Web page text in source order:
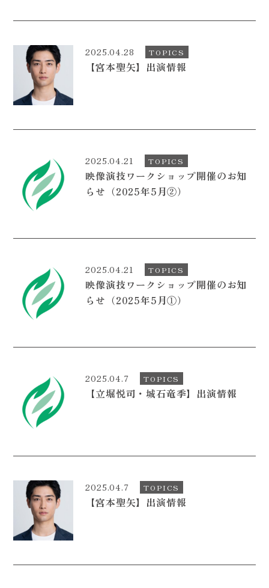
2025.04.28 TOPICS
【宮本聖矢】出演情報
2025.04.21 TOPICS
映像演技ワークショップ開催のお知
らせ（2025年5月②）
2025.04.21 TOPICS
映像演技ワークショップ開催のお知
らせ（2025年5月①）
2025.04.7 TOPICS
【立堀悦司・城石竜季】出演情報
2025.04.7 TOPICS
【宮本聖矢】出演情報